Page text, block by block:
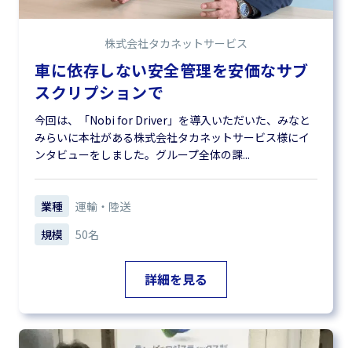
株式会社タカネットサービス
車に依存しない安全管理を安価なサブ
スクリプションで
今回は、「Nobi for Driver」を導入いただいた、みなと
みらいに本社がある株式会社タカネットサービス様にイ
ンタビューをしました。グループ全体の課...
業種
運輸・陸送
規模
50名
詳細を見る